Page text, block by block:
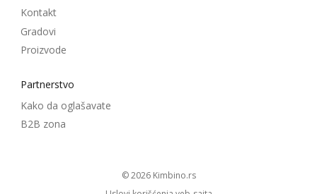
Kontakt
Gradovi
Proizvode
Partnerstvo
Kako da oglašavate
B2B zona
© 2026 kimbino.rs